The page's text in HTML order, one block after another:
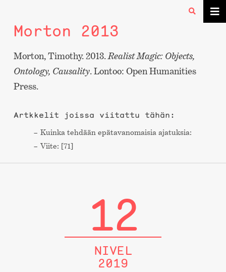
Morton 2013
Morton, Timothy. 2013.Realist Magic: Objects,
Ontology, Causality. Lontoo: Open Humanities
Press.
Artkkelit joissa viitattu tähän:
Kuinka tehdään epätavanomaisia ajatuksia:
Viite: [71]
12
NIVEL
2019